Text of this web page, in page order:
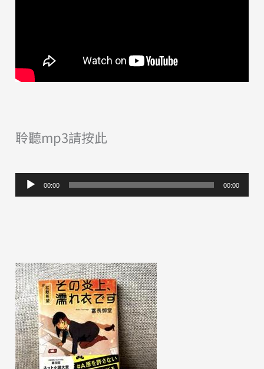
聆聽mp3請按此
音
訊
器
00:00 00:00